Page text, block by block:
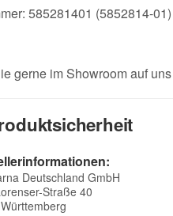
585281401 (5852814-01)
gerne im Showroom auf
Deutschland GmbH
Straße 40